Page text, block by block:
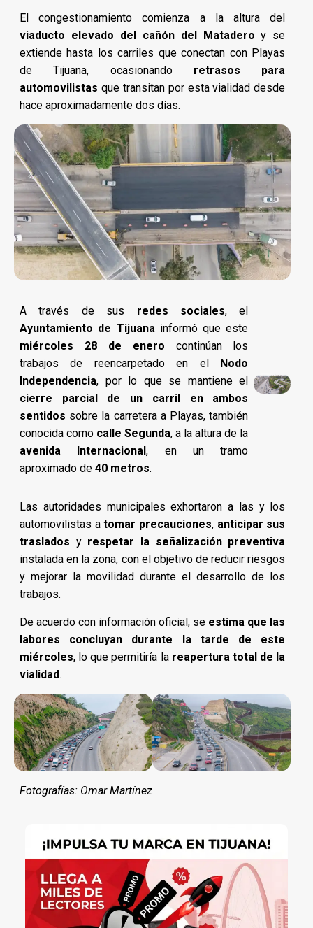
El congestionamiento comienza a la altura del
viaducto elevado del cañón del Matadero y se
extiende hasta los carriles que conectan con Playas
de Tijuana, ocasionando retrasos para
automovilistas que transitan por esta vialidad desde
hace aproximadamente dos días.
A través de sus redes sociales, el
Ayuntamiento de Tijuana informó que este
miércoles 28 de enero continúan los
trabajos de reencarpetado en el Nodo
Independencia, por lo que se mantiene el
cierre parcial de un carril en ambos
sentidos sobre la carretera a Playas, también
conocida como calle Segunda, a la altura de la
avenida Internacional, en un tramo
aproximado de 40 metros.
Las autoridades municipales exhortaron a las y los
automovilistas atomar precauciones, anticipar sus
traslados y respetar la señalización preventiva
instalada en la zona, con el objetivo de reducir riesgos
y mejorar la movilidad durante el desarrollo de los
trabajos.
De acuerdo con información oficial, se estima que las
labores concluyan durante la tarde de este
miércoles, lo que permitiría la reapertura total de la
vialidad.
Fotografías: Omar Martínez